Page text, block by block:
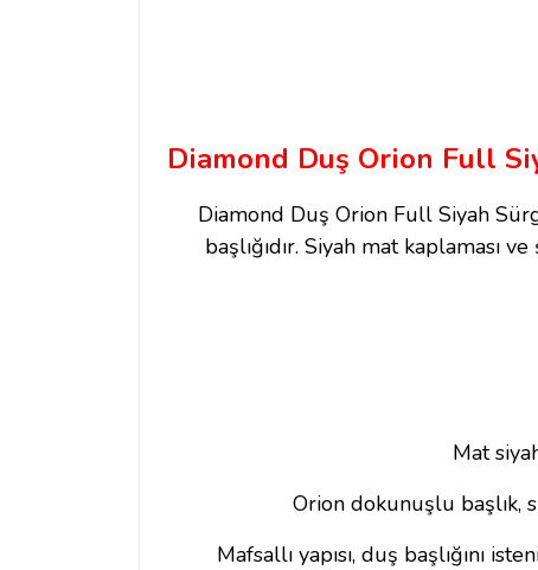
Diamond Duş Orion Full
Diamond Duş Orion Full Siyah
başlığıdır. Siyah mat kaplaması
Mat
Orion dokunuşlu başlık,
Mafsallı yapısı, duş başlığını